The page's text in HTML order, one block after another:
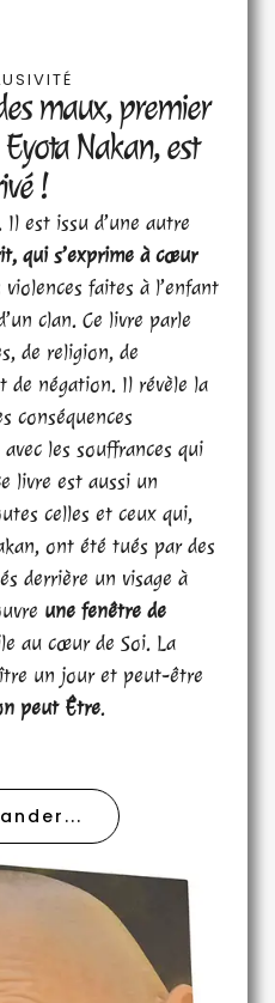
maux, premier
Nakan, est
!
Il est issu d’une autre
qui s’exprime à cœur
faites à l’enfant
clan. Ce livre parle
de religion, de
de négation. Il révèle la
conséquences
les souffrances qui
livre est aussi un
celles et ceux qui,
ont été tués par des
derrière un visage à
une fenêtre de
au cœur de Soi. La
un jour et peut-être
peut Être.